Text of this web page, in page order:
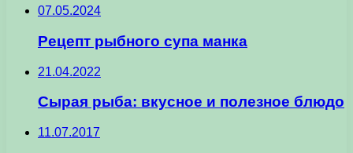
07.05.2024
Рецепт рыбного супа манка
21.04.2022
Сырая рыба: вкусное и полезное блюдо
11.07.2017